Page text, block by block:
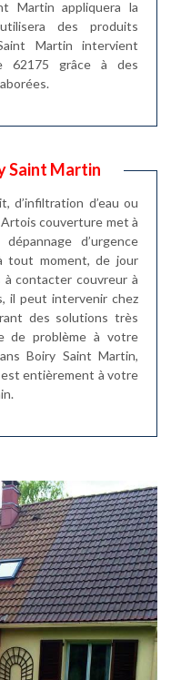
Martin appliquera la
des produits
Martin intervient
62175 grâce à des
Saint Martin
d’infiltration d’eau ou
couverture met à
d’urgence
tout moment, de jour
à contacter couvreur à
il peut intervenir chez
des solutions très
de problème à votre
Boiry Saint Martin,
entièrement à votre